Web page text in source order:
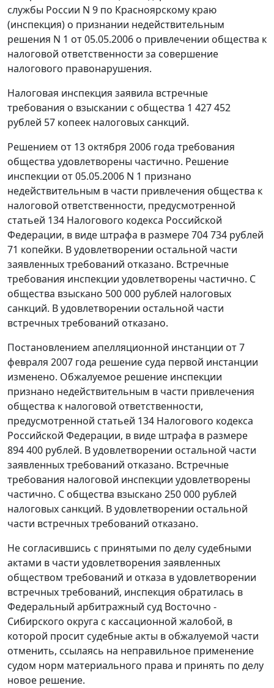
службы России N 9 по Красноярскому краю
(инспекция) о признании недействительным
решения N 1 от 05.05.2006 о привлечении общества к
налоговой ответственности за совершение
налогового правонарушения.
Налоговая инспекция заявила встречные
требования о взыскании с общества 1 427 452
рублей 57 копеек налоговых санкций.
Решением от 13 октября 2006 года требования
общества удовлетворены частично. Решение
инспекции от 05.05.2006 N 1 признано
недействительным в части привлечения общества к
налоговой ответственности, предусмотренной
статьей 134 Налогового кодекса Российской
Федерации, в виде штрафа в размере 704 734 рублей
71 копейки. В удовлетворении остальной части
заявленных требований отказано. Встречные
требования инспекции удовлетворены частично. С
общества взыскано 500 000 рублей налоговых
санкций. В удовлетворении остальной части
встречных требований отказано.
Постановлением апелляционной инстанции от 7
февраля 2007 года решение суда первой инстанции
изменено. Обжалуемое решение инспекции
признано недействительным в части привлечения
общества к налоговой ответственности,
предусмотренной статьей 134 Налогового кодекса
Российской Федерации, в виде штрафа в размере
894 400 рублей. В удовлетворении остальной части
заявленных требований отказано. Встречные
требования налоговой инспекции удовлетворены
частично. С общества взыскано 250 000 рублей
налоговых санкций. В удовлетворении остальной
части встречных требований отказано.
Не согласившись с принятыми по делу судебными
актами в части удовлетворения заявленных
обществом требований и отказа в удовлетворении
встречных требований, инспекция обратилась в
Федеральный арбитражный суд Восточно -
Сибирского округа с кассационной жалобой, в
которой просит судебные акты в обжалуемой части
отменить, ссылаясь на неправильное применение
судом норм материального права и принять по делу
новое решение.